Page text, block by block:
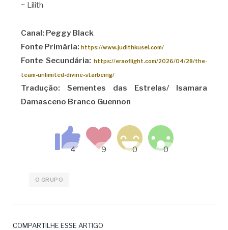
~ Lilith
Canal: Peggy Black
Fonte Primária: https://www.judithkusel.com/
Fonte Secundária:https://eraoflight.com/2026/04/28/the-
team-unlimited-divine-starbeing/
Tradução: Sementes das Estrelas/ Isamara
Damasceno Branco Guennon
O GRUPO
COMPARTILHE ESSE ARTIGO